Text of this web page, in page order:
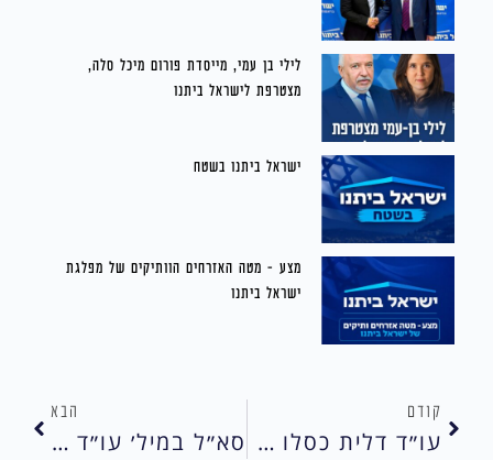
לילי בן עמי, מייסדת פורום מיכל סלה,
מצטרפת לישראל ביתנו
ישראל ביתנו בשטח
מצע – מטה האזרחים הוותיקים של מפלגת
ישראל ביתנו
קודם
עו״ד דלית כסלו ספקטור מצטרפת למפלגת ישראל ביתנו
הבא
סא״ל במיל׳ עו״ד שמוליק ברזילי מצטרף לישראל ביתנו